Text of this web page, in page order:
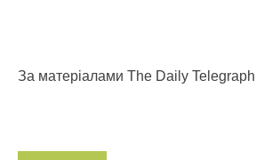
За матеріалами The Daily Telegraph